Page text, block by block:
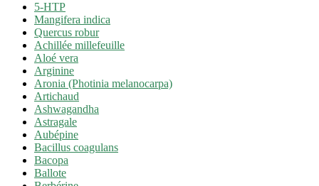
5-HTP
Mangifera indica
Quercus robur
Achillée millefeuille
Aloé vera
Arginine
Aronia (Photinia melanocarpa)
Artichaud
Ashwagandha
Astragale
Aubépine
Bacillus coagulans
Bacopa
Ballote